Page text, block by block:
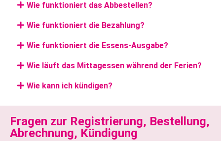
Wie funktioniert das Abbestellen?
Wie funktioniert die Bezahlung?
Wie funktioniert die Essens-Ausgabe?
Wie läuft das Mittagessen während der Ferien?
Wie kann ich kündigen?
Fragen zur Registrierung, Bestellung,
Abrechnung, Kündigung